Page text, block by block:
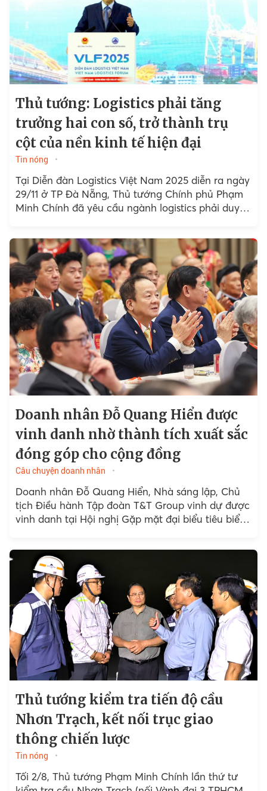
Thủ tướng: Logistics phải tăng
trưởng hai con số, trở thành trụ
cột của nền kinh tế hiện đại
Tin nóng
Tại Diễn đàn Logistics Việt Nam 2025 diễn ra ngày
29/11 ở TP Đà Nẵng, Thủ tướng Chính phủ Phạm
Minh Chính đã yêu cầu ngành logistics phải duy
Doanh nhân Đỗ Quang Hiển được
vinh danh nhờ thành tích xuất sắc
đóng góp cho cộng đồng
Câu chuyện doanh nhân
Doanh nhân Đỗ Quang Hiển, Nhà sáng lập, Chủ
tịch Điều hành Tập đoàn T&T Group vinh dự được
vinh danh tại Hội nghị Gặp mặt đại biểu tiêu biểu
Thủ tướng kiểm tra tiến độ cầu
Nhơn Trạch, kết nối trục giao
thông chiến lược
Tin nóng
Tối 2/8, Thủ tướng Phạm Minh Chính lần thứ tư